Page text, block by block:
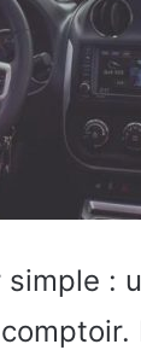
: